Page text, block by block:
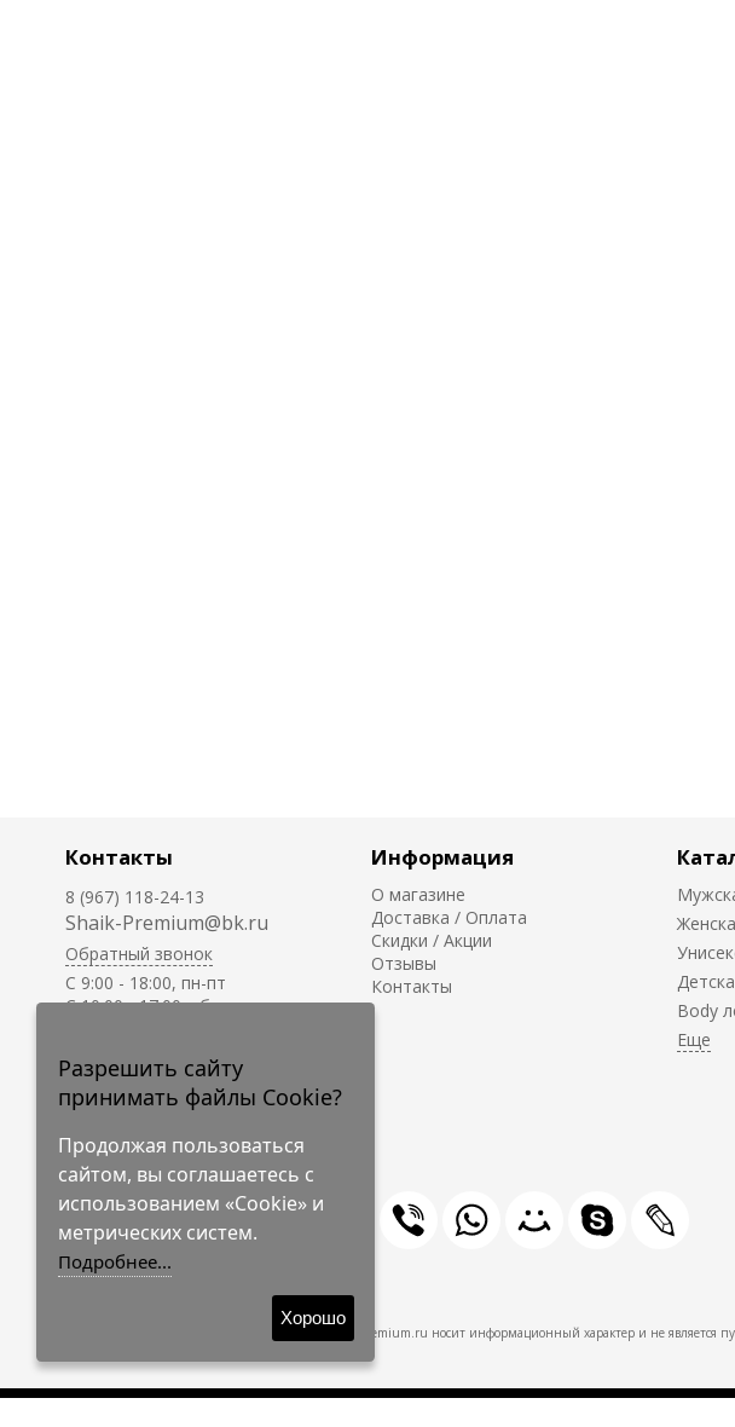
Контакты
8 (967) 118-24-13
Shaik-Premium@bk.ru
Обратный звонок
C 9:00 - 18:00, пн-пт
С 10:00 - 17:00, сб-вс
Информация
О магазине
Доставка / Оплата
Скидки / Акции
Отзывы
Контакты
Body
© 2009-2026 Shaik-Premium
Shaik-Premium.ru носит информационный характер и не является
Разрешить сайту
принимать файлы Cookie?
Продолжая пользоваться
сайтом, вы соглашаетесь с
использованием «Cookie» и
метрических систем.
Подробнее...
Хорошо